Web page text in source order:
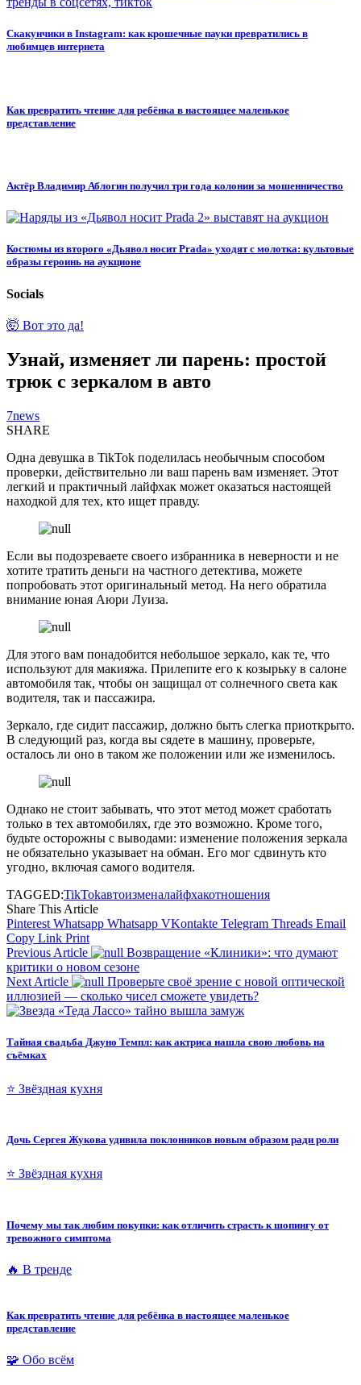
Скакунчики в Instagram: как крошечные пауки превратились в
любимцев интернета
Как превратить чтение для ребёнка в настоящее маленькое
представление
Актёр Владимир Аблогин получил три года колонии за мошенничество
Костюмы из второго «Дьявол носит Prada» уходят с молотка: культовые
образы героинь на аукционе
Socials
🤯 Вот это да!
Узнай, изменяет ли парень: простой
трюк с зеркалом в авто
7news
SHARE
Одна девушка в TikTok поделилась необычным способом
проверки, действительно ли ваш парень вам изменяет. Этот
легкий и практичный лайфхак может оказаться настоящей
находкой для тех, кто ищет правду.
Если вы подозреваете своего избранника в неверности и не
хотите тратить деньги на частного детектива, можете
попробовать этот оригинальный метод. На него обратила
внимание юная Аюри Луиза.
Для этого вам понадобится небольшое зеркало, как те, что
используют для макияжа. Прилепите его к козырьку в салоне
автомобиля так, чтобы он защищал от солнечного света как
водителя, так и пассажира.
Зеркало, где сидит пассажир, должно быть слегка приоткрыто.
В следующий раз, когда вы сядете в машину, проверьте,
осталось ли оно в таком же положении или же изменилось.
Однако не стоит забывать, что этот метод может сработать
только в тех автомобилях, где это возможно. Кроме того,
будьте осторожны с выводами: изменение положения зеркала
не обязательно указывает на обман. Его мог сдвинуть кто
угодно, включая самого водителя.
TAGGED:TikTokавтоизменалайфхакотношения
Share This Article
Pinterest Whatsapp Whatsapp VKontakte Telegram Threads Email
Copy Link Print
Previous Article
Возвращение «Клиники»: что думают
критики о новом сезоне
Next Article
Проверьте своё зрение с новой оптической
иллюзией — сколько чисел сможете увидеть?
Тайная свадьба Джуно Темпл: как актриса нашла свою любовь на
съёмках
⭐ Звёздная кухня
Дочь Сергея Жукова удивила поклонников новым образом ради роли
⭐ Звёздная кухня
Почему мы так любим покупки: как отличить страсть к шопингу от
тревожного симптома
🔥 В тренде
Как превратить чтение для ребёнка в настоящее маленькое
представление
🧩 Обо всём